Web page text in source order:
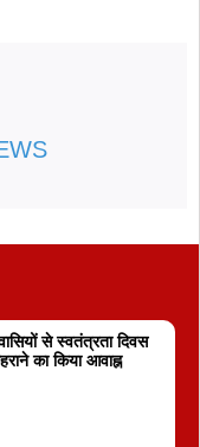
से स्वतंत्रता दिवस
का किया आवाह्न